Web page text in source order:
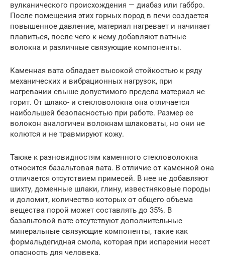
вулканического происхождения — диабаз или габбро.
После помещения этих горных пород в печи создается
повышенное давление, материал нагревает и начинает
плавиться, после чего к нему добавляют ватные
волокна и различные связующие компоненты.
Каменная вата обладает высокой стойкостью к ряду
механических и вибрационных нагрузок, при
нагревании свыше допустимого предела материал не
горит. От шлако- и стекловолокна она отличается
наибольшей безопасностью при работе. Размер ее
волокон аналогичен волокнам шлаковаты, но они не
колются и не травмируют кожу.
Также к разновидностям каменного стекловолокна
относится базальтовая вата. В отличие от каменной она
отличается отсутствием примесей. В нее не добавляют
шихту, доменные шлаки, глину, известняковые породы
и доломит, количество которых от общего объема
вещества порой может составлять до 35%. В
базальтовой вате отсутствуют дополнительные
минеральные связующие компоненты, такие как
формальдегидная смола, которая при испарении несет
опасность для человека.